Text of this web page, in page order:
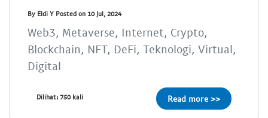
By Eldi Y Posted on 10 Jul, 2024
Web3, Metaverse, Internet, Crypto,
Blockchain, NFT, DeFi, Teknologi, Virtual,
Digital
Dilihat: 750 kali Read more >>